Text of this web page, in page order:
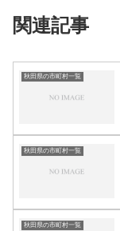
関連記事
秋田県の市町村一覧
秋田県の市町村一覧
秋田県の市町村一覧